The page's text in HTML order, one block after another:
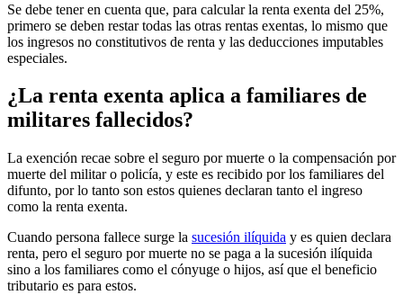
Se debe tener en cuenta que, para calcular la renta exenta del 25%,
primero se deben restar todas las otras rentas exentas, lo mismo que
los ingresos no constitutivos de renta y las deducciones imputables
especiales.
¿La renta exenta aplica a familiares de
militares fallecidos?
La exención recae sobre el seguro por muerte o la compensación por
muerte del militar o policía, y este es recibido por los familiares del
difunto, por lo tanto son estos quienes declaran tanto el ingreso
como la renta exenta.
Cuando persona fallece surge la sucesión ilíquida y es quien declara
renta, pero el seguro por muerte no se paga a la sucesión ilíquida
sino a los familiares como el cónyuge o hijos, así que el beneficio
tributario es para estos.